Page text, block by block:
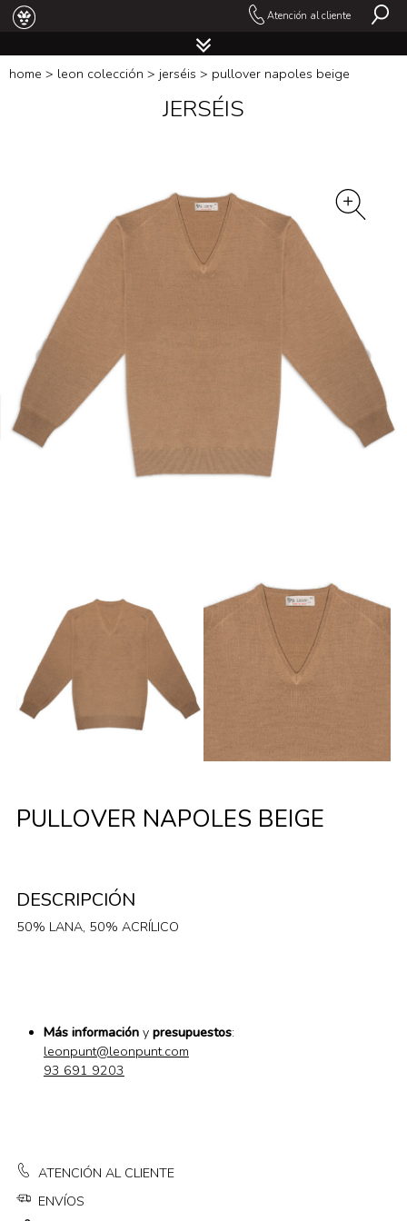
Atención al cliente
home > leon colección > jerséis > pullover napoles beige
JERSÉIS
PULLOVER NAPOLES BEIGE
DESCRIPCIÓN
50% LANA, 50% ACRÍLICO
Más informacióny presupuestos:
leonpunt@leonpunt.com
93 691 9203
ATENCIÓN AL CLIENTE
ENVÍOS